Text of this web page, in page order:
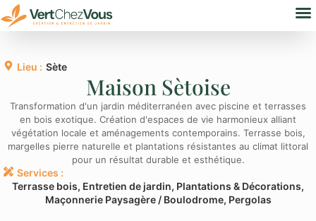
Lieu : Sète
Maison Sètoise
Transformation d'un jardin méditerranéen avec piscine et terrasses
en bois exotique. Création d'espaces de vie harmonieux alliant
végétation locale et aménagements contemporains. Terrasse bois,
margelles pierre naturelle et plantations résistantes au climat littoral
pour un résultat durable et esthétique.
Services :
Terrasse bois, Entretien de jardin, Plantations & Décorations,
Maçonnerie Paysagère / Boulodrome, Pergolas